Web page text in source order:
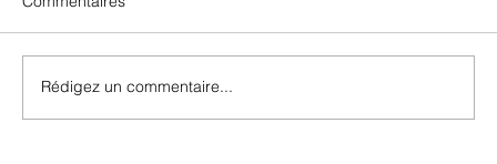
Rédigez un commentaire...